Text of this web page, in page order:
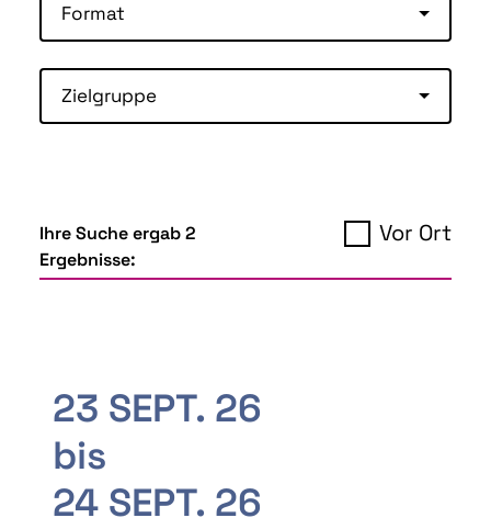
Format
Zielgruppe
Ihre Suche ergab 2
Ergebnisse:
Vor Ort
23 SEPT. 26
bis
24 SEPT. 26